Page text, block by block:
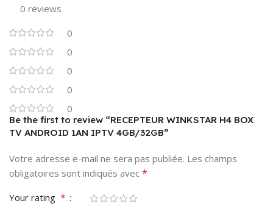
0 reviews
0
0
0
0
0
Be the first to review “RECEPTEUR WINKSTAR H4 BOX
TV ANDROID 1AN IPTV 4GB/32GB”
Votre adresse e-mail ne sera pas publiée. Les champs
obligatoires sont indiqués avec *
Your rating *